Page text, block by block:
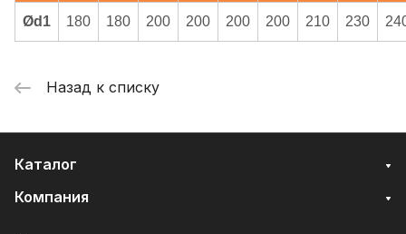
Ød1 180 180 200 200 200 200 210 230
Назад к списку
Каталог
Компания